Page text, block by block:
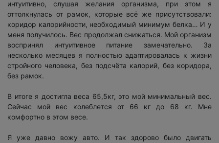
интуитивно, слушая желания организма, при этом я
оттолкнулась от рамок, которые всё же присутствовали:
коридор калорийности, необходимый минимум белка… И у
меня получилось. Вес продолжал снижаться. Мой организм
воспринял интуитивное питание замечательно. За
несколько месяцев я полностью адаптировалась к жизни
стройного человека, без подсчёта калорий, без коридора,
без рамок.
В итоге я достигла веса 65,5кг, это мой минимальный вес.
Сейчас мой вес колеблется от 66 кг до 68 кг. Мне
комфортно в этом весе.
Я уже давно вожу авто. И так здорово было двигать